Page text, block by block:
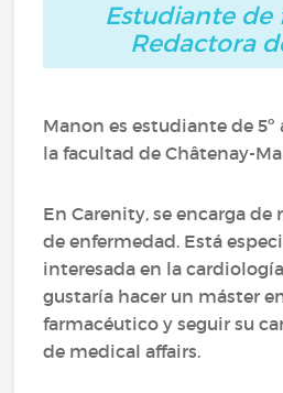
Estudiante de
Redactora
Manon es estudiante de 5º
la facultad de Châtenay-
En Carenity, se encarga de
de enfermedad. Está
interesada en la
gustaría hacer un máster
farmacéutico y seguir su
de medical affairs.